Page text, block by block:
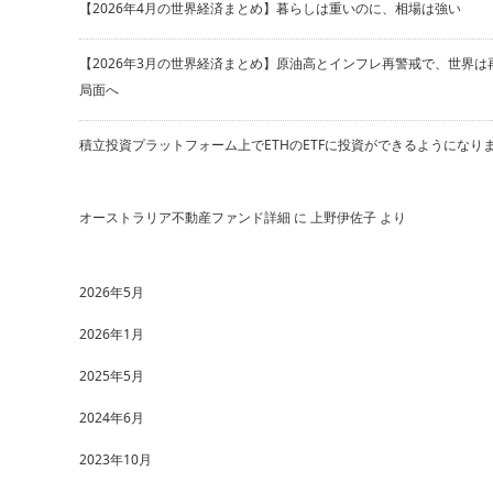
【2026年4月の世界経済まとめ】暮らしは重いのに、相場は強い
【2026年3月の世界経済まとめ】原油高とインフレ再警戒で、世界は
局面へ
積立投資プラットフォーム上でETHのETFに投資ができるようになりま
オーストラリア不動産ファンド詳細 に 上野伊佐子 より
2026年5月
2026年1月
2025年5月
2024年6月
2023年10月